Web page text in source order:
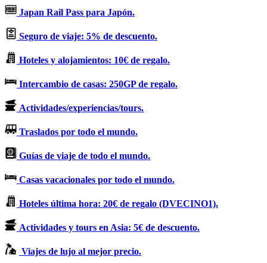
Japan Rail Pass para Japón.
Seguro de viaje: 5% de descuento.
Hoteles y alojamientos: 10€ de regalo.
Intercambio de casas: 250GP de regalo.
Actividades/experiencias/tours.
Traslados por todo el mundo.
Guías de viaje de todo el mundo.
Casas vacacionales por todo el mundo.
Hoteles última hora: 20€ de regalo (DVECINO1).
Actividades y tours en Asia: 5€ de descuento.
Viajes de lujo al mejor precio.